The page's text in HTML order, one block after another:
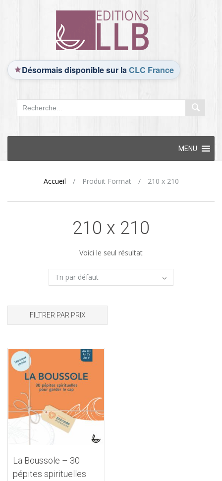
Désormais disponible sur laCLC France
content
MENU
Accueil / Produit Format / 210 x 210
210 x 210
Voici le seul résultat
FILTRER PAR PRIX
La Boussole – 30
pépites spirituelles